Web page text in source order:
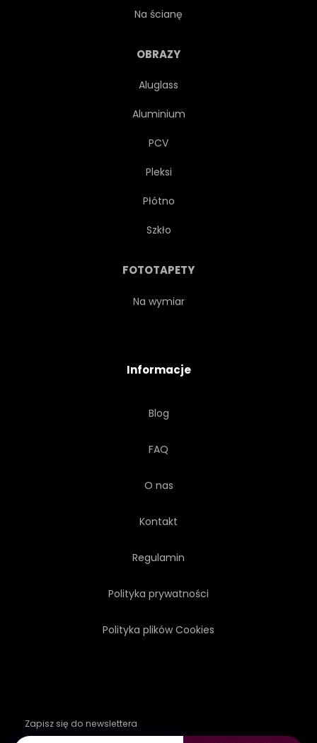
Na ścianę
OBRAZY
Aluglass
Aluminium
PCV
Pleksi
Płótno
Szkło
FOTOTAPETY
Na wymiar
Informacje
Blog
FAQ
O nas
Kontakt
Regulamin
Polityka prywatności
Polityka plików Cookies
Zapisz się do newslettera